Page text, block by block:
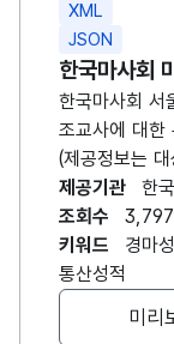
자료를 조회할
XML
JSON
한국마사회
한국마사회 서
조교사에 대한
(제공정보는
대상명, 통산
통산조건상금,
최근1년착순
최근6개월1~5
최근6개월착순
- 요청메세지
제공기관 한
조회수
3,797
키워드
경마
통산성적
미리